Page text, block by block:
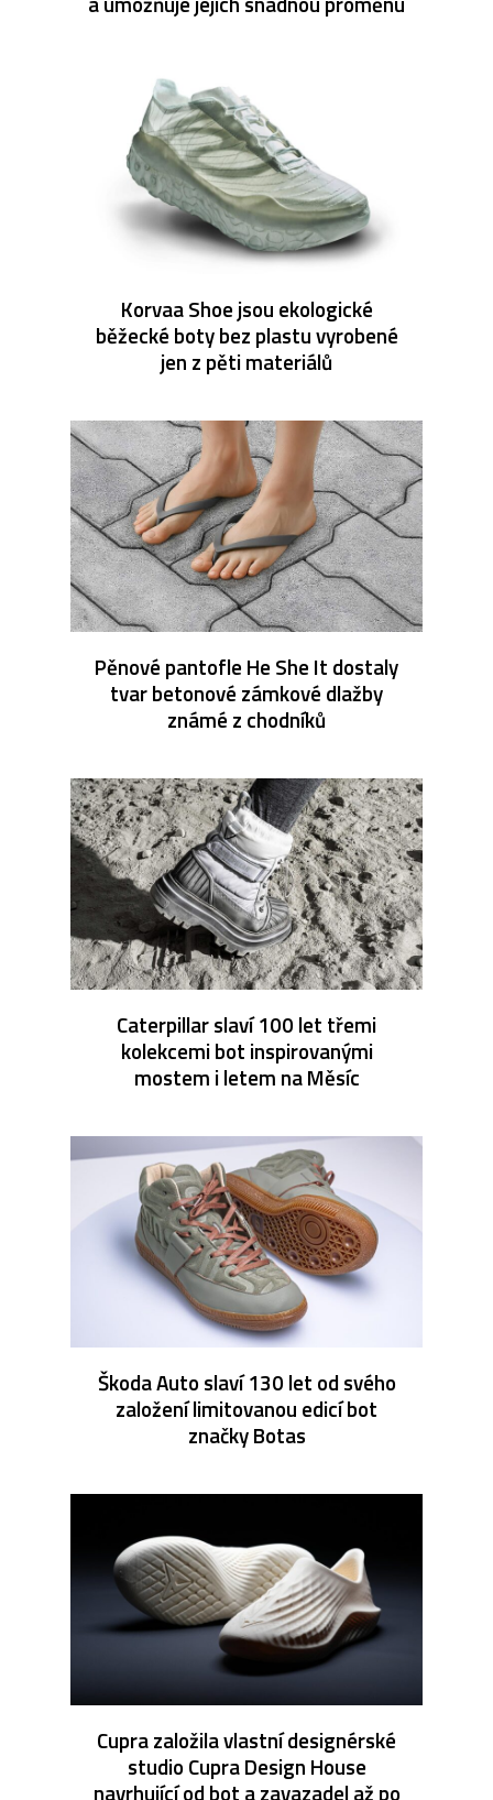
Korvaa Shoe jsou ekologické
běžecké boty bez plastu vyrobené
jen z pěti materiálů
Pěnové pantofle He She It dostaly
tvar betonové zámkové dlažby
známé z chodníků
Caterpillar slaví 100 let třemi
kolekcemi bot inspirovanými
mostem i letem na Měsíc
Škoda Auto slaví 130 let od svého
založení limitovanou edicí bot
značky Botas
Cupra založila vlastní designérské
studio Cupra Design House
navrhující od bot a zavazadel až po